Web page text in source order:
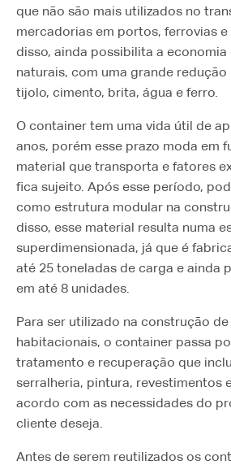
que não são mais utilizados no
mercadorias em portos, ferrovias
disso, ainda possibilita a economia
naturais, com uma grande redução
tijolo, cimento, brita, água e ferro.
O container tem uma vida útil de
anos, porém esse prazo moda em
material que transporta e fatores
fica sujeito. Após esse período,
como estrutura modular na
disso, esse material resulta numa
superdimensionada, já que é
até 25 toneladas de carga e ainda
em até 8 unidades.
Para ser utilizado na construção
habitacionais, o container passa
tratamento e recuperação que
serralheria, pintura, revestimentos
acordo com as necessidades do
cliente deseja.
Antes de serem reutilizados os